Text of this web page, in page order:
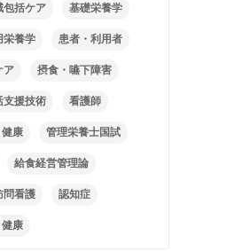
包括ケア 基礎栄養学
栄養学 患者・利用者
ア 摂食・嚥下障害
支援技術 看護師
康 管理栄養士国試
給食経営管理論
問看護 認知症
康